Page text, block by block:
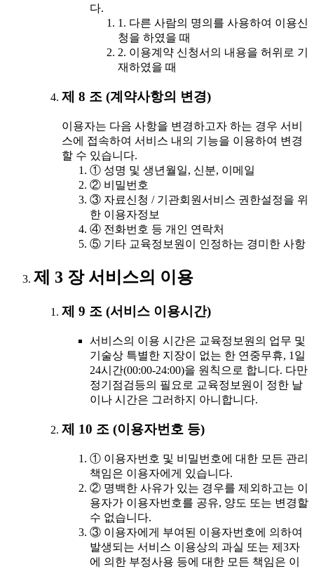
다.
1. 다른 사람의 명의를 사용하여 이용신
청을 하였을 때
2. 이용계약 신청서의 내용을 허위로 기
재하였을 때
제 8 조 (계약사항의 변경)
이용자는 다음 사항을 변경하고자 하는 경우 서비
스에 접속하여 서비스 내의 기능을 이용하여 변경
할 수 있습니다.
① 성명 및 생년월일, 신분, 이메일
② 비밀번호
③ 자료신청 / 기관회원서비스 권한설정을 위
한 이용자정보
④ 전화번호 등 개인 연락처
⑤ 기타 교육정보원이 인정하는 경미한 사항
제 3 장 서비스의 이용
제 9 조 (서비스 이용시간)
서비스의 이용 시간은 교육정보원의 업무 및
기술상 특별한 지장이 없는 한 연중무휴, 1일
24시간(00:00-24:00)을 원칙으로 합니다. 다만
정기점검등의 필요로 교육정보원이 정한 날
이나 시간은 그러하지 아니합니다.
제 10 조 (이용자번호 등)
① 이용자번호 및 비밀번호에 대한 모든 관리
책임은 이용자에게 있습니다.
② 명백한 사유가 있는 경우를 제외하고는 이
용자가 이용자번호를 공유, 양도 또는 변경할
수 없습니다.
③ 이용자에게 부여된 이용자번호에 의하여
발생되는 서비스 이용상의 과실 또는 제3자
에 의한 부정사용 등에 대한 모든 책임은 이